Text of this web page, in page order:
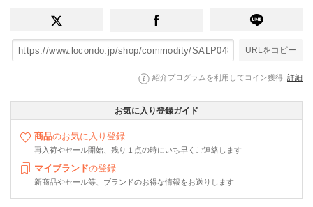
URLをコピー
紹介プログラムを利用してコイン獲得 詳細
お気に入り登録ガイド
商品のお気に入り登録
再入荷やセール開始、残り１点の時にいち早くご連絡します
マイブランドの登録
新商品やセール等、ブランドのお得な情報をお送りします